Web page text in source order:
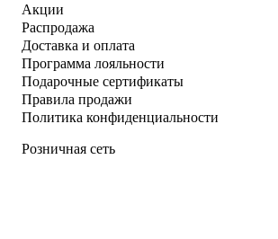
Акции
Распродажа
Доставка и оплата
Программа лояльности
Подарочные сертификаты
Правила продажи
Политика конфиденциальности
Розничная сеть